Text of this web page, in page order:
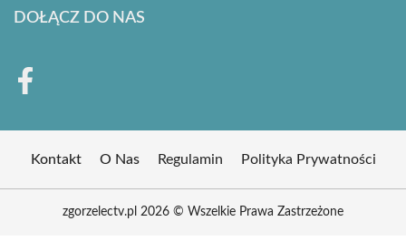
DOŁĄCZ DO NAS
Kontakt O Nas Regulamin Polityka Prywatności
zgorzelectv.pl 2026 © Wszelkie Prawa Zastrzeżone